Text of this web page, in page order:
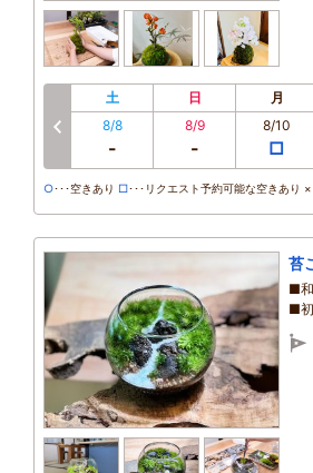
土 日
月
8/8
-
8/9
-
8/10
□
○･･･空きあり □･･･リクエスト予約可能な空きあり
苔
■
■